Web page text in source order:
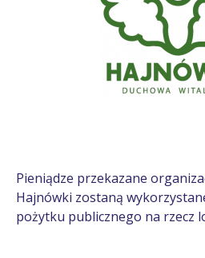
Pieniądze przekazane
Hajnówki zostaną
pożytku publicznego na rzecz